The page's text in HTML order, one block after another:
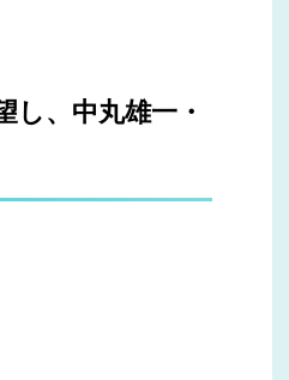
、中丸雄一・